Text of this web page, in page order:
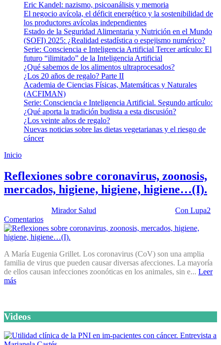
Eric Kandel: nazismo, psicoanálisis y memoria
El negocio avícola, el déficit energético y la sostenibilidad de
los productores avícolas independientes
Estado de la Seguridad Alimentaria y Nutrición en el Mundo
(SOFI) 2025: ¿Realidad estadística o espejismo numérico?
Serie: Consciencia e Inteligencia Artificial Tercer artículo: El
futuro “ilimitado” de la Inteligencia Artificial
¿Qué sabemos de los alimentos ultraprocesados?
¿Los 20 años de regalo? Parte II
Academia de Ciencias Físicas, Matemáticas y Naturales
(ACFIMAN)
Serie: Consciencia e Inteligencia Artificial. Segundo artículo:
¿Qué aporta la tradición budista a esta discusión?
¿Los veinte años de regalo?
Nuevas noticias sobre las dietas vegetarianas y el riesgo de
cáncer
Inicio
Reflexiones sobre coronavirus, zoonosis,
mercados, higiene, higiene, higiene…(I).
Mirador Salud Con Lupa2
Comentarios
A María Eugenia Grillet. Los coronavirus (CoV) son una amplia
familia de virus que pueden causar diversas afecciones. La mayoría
de ellos causan infecciones zoonóticas en los animales, sin e... Leer
más
Videos